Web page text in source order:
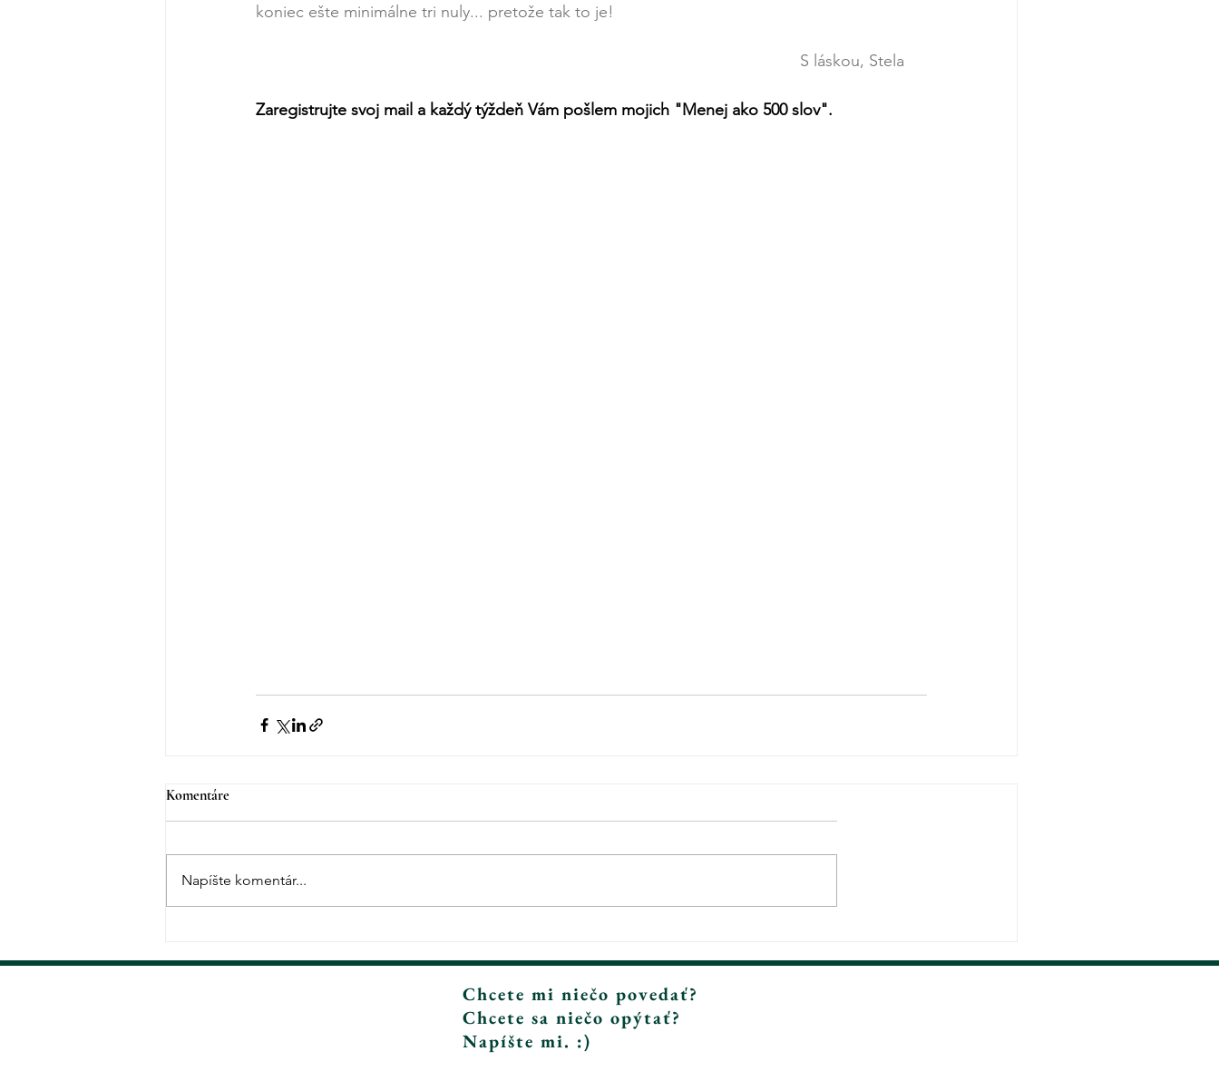
koniec ešte minimálne tri nuly... pretože tak to je!
                                                                                                                        S láskou, Stela
Zaregistrujte svoj mail a každý týždeň Vám pošlem mojich "Menej ako 500 slov".
Komentáre
Napíšte komentár...
Chcete mi niečo povedať?
Chcete sa niečo opýtať?
Napíšte mi. :)